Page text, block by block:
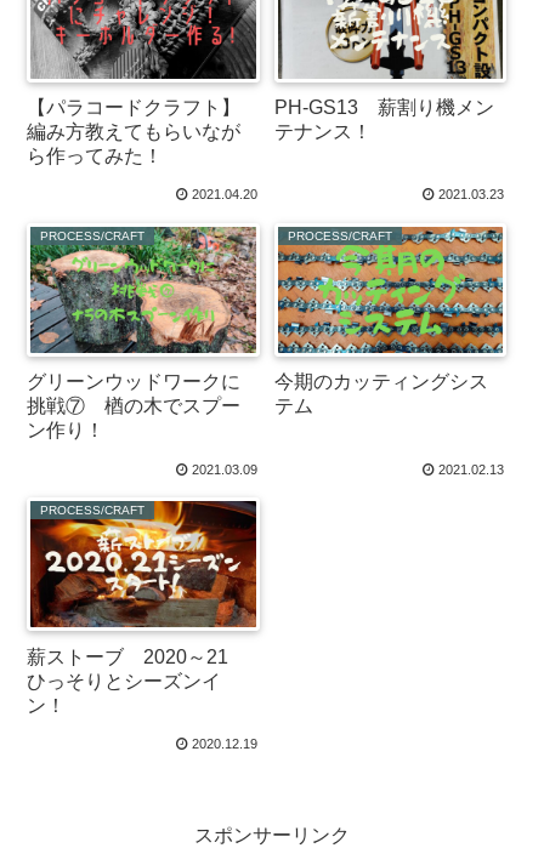
【パラコードクラフト】
編み方教えてもらいなが
ら作ってみた！
2021.04.20
PH-GS13 薪割り機メン
テナンス！
2021.03.23
PROCESS/CRAFT
グリーンウッドワークに
挑戦⑦ 楢の木でスプー
ン作り！
2021.03.09
PROCESS/CRAFT
今期のカッティングシス
テム
2021.02.13
PROCESS/CRAFT
薪ストーブ 2020～21
ひっそりとシーズンイ
ン！
2020.12.19
スポンサーリンク